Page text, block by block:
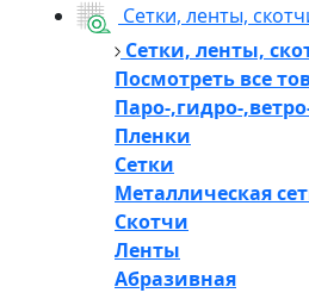
Сетки, ленты,
Сетки, ленты,
Посмотреть все
Паро-,гидро-
Пленки
Сетки
Металлическая
Скотчи
Ленты
Абразивная